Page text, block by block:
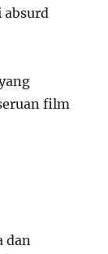
absurd
film
dan